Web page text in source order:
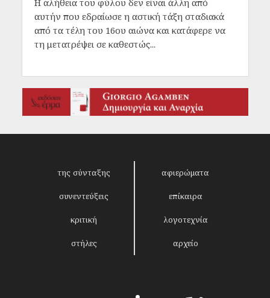
αυτήν που εδραίωσε η αστική τάξη σταδιακά
από τα τέλη του 16ου αιώνα και κατάφερε να
τη μετατρέψει σε καθεστώς...
της σύνταξης αφιερώματα
συνεντεύξεις επίκαιρα
κριτική λογοτεχνία
στήλες αρχείο